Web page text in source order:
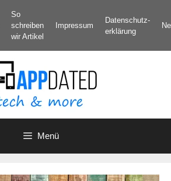
So
schreiben
wir Artikel
Impressum
Datenschutz­
erklärung
Menü